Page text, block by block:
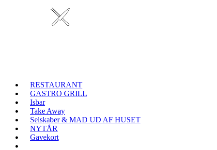
RESTAURANT
GASTRO GRILL
Isbar
Take Away
Selskaber & MAD UD AF HUSET
NYTÅR
Gavekort